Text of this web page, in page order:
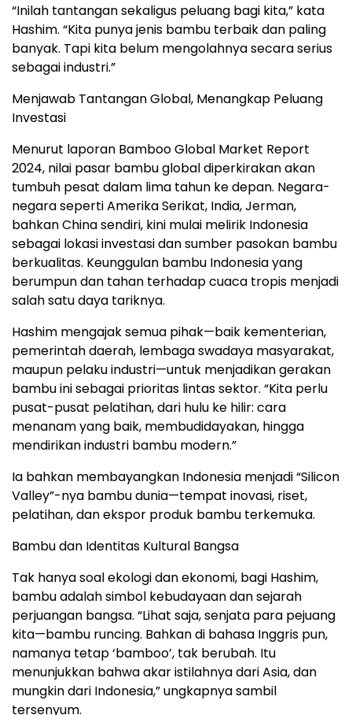
“Inilah tantangan sekaligus peluang bagi kita,” kata
Hashim. “Kita punya jenis bambu terbaik dan paling
banyak. Tapi kita belum mengolahnya secara serius
sebagai industri.”
Menjawab Tantangan Global, Menangkap Peluang
Investasi
Menurut laporan Bamboo Global Market Report
2024, nilai pasar bambu global diperkirakan akan
tumbuh pesat dalam lima tahun ke depan. Negara-
negara seperti Amerika Serikat, India, Jerman,
bahkan China sendiri, kini mulai melirik Indonesia
sebagai lokasi investasi dan sumber pasokan bambu
berkualitas. Keunggulan bambu Indonesia yang
berumpun dan tahan terhadap cuaca tropis menjadi
salah satu daya tariknya.
Hashim mengajak semua pihak—baik kementerian,
pemerintah daerah, lembaga swadaya masyarakat,
maupun pelaku industri—untuk menjadikan gerakan
bambu ini sebagai prioritas lintas sektor. “Kita perlu
pusat-pusat pelatihan, dari hulu ke hilir: cara
menanam yang baik, membudidayakan, hingga
mendirikan industri bambu modern.”
Ia bahkan membayangkan Indonesia menjadi “Silicon
Valley”-nya bambu dunia—tempat inovasi, riset,
pelatihan, dan ekspor produk bambu terkemuka.
Bambu dan Identitas Kultural Bangsa
Tak hanya soal ekologi dan ekonomi, bagi Hashim,
bambu adalah simbol kebudayaan dan sejarah
perjuangan bangsa. “Lihat saja, senjata para pejuang
kita—bambu runcing. Bahkan di bahasa Inggris pun,
namanya tetap ‘bamboo’, tak berubah. Itu
menunjukkan bahwa akar istilahnya dari Asia, dan
mungkin dari Indonesia,” ungkapnya sambil
tersenyum.